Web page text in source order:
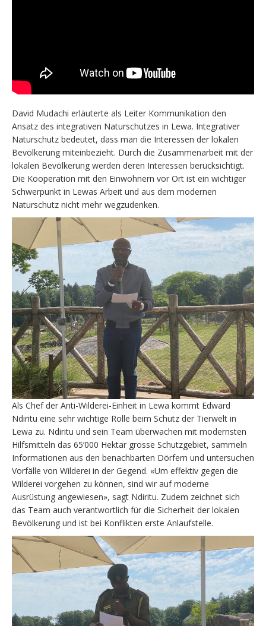
David Mudachi erläuterte als Leiter Kommunikation den
Ansatz des integrativen Naturschutzes in Lewa. Integrativer
Naturschutz bedeutet, dass man die Interessen der lokalen
Bevölkerung miteinbezieht. Durch die Zusammenarbeit mit der
lokalen Bevölkerung werden deren Interessen berücksichtigt.
Die Kooperation mit den Einwohnern vor Ort ist ein wichtiger
Schwerpunkt in Lewas Arbeit und aus dem modernen
Naturschutz nicht mehr wegzudenken.
Als Chef der Anti-Wilderei-Einheit in Lewa kommt Edward
Ndiritu eine sehr wichtige Rolle beim Schutz der Tierwelt in
Lewa zu. Ndiritu und sein Team überwachen mit modernsten
Hilfsmitteln das 65’000 Hektar grosse Schutzgebiet, sammeln
Informationen aus den benachbarten Dörfern und untersuchen
Vorfälle von Wilderei in der Gegend. «Um effektiv gegen die
Wilderei vorgehen zu können, sind wir auf moderne
Ausrüstung angewiesen», sagt Ndiritu. Zudem zeichnet sich
das Team auch verantwortlich für die Sicherheit der lokalen
Bevölkerung und ist bei Konflikten erste Anlaufstelle.